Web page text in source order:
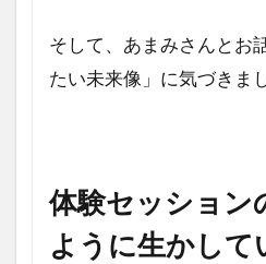
経験
をど
のよ
ます
か？
そして、あまみさんとお
たい未来像」に気づきま
体験セッション
ように生かして